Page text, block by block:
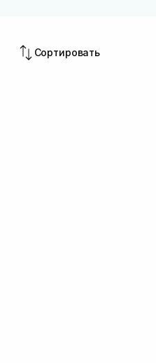
Сортировать